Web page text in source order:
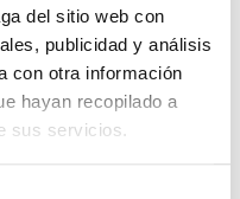
del sitio web con
publicidad y análisis
con otra información
hayan recopilado a
sus servicios.